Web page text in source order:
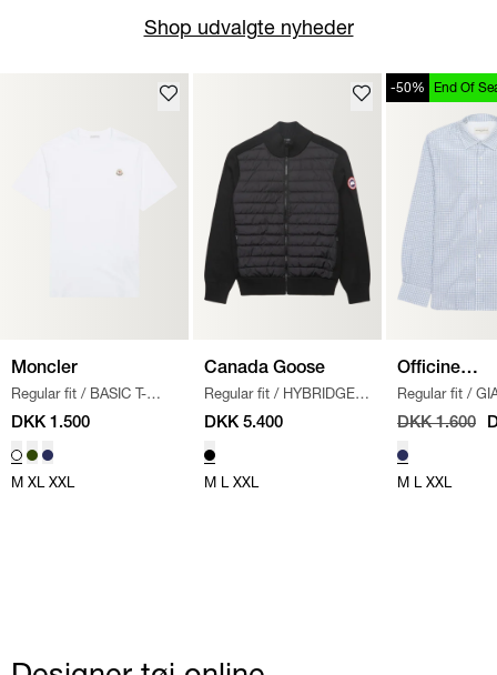
Shop udvalgte nyheder
Moncler
Regular fit / BASIC T-
SHIRT / HVID
DKK 1.500
M XL XXL
Canada Goose
Regular fit / HYBRIDGE
KNIT CARDIGAN
DKK 5.400
M L XXL
-50% End Of
Officine
Générale
Regular fit /
SKJORTE /
DKK 1.600
M L XXL